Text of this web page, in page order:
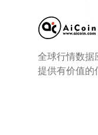
全球行情数据
提供有价值的